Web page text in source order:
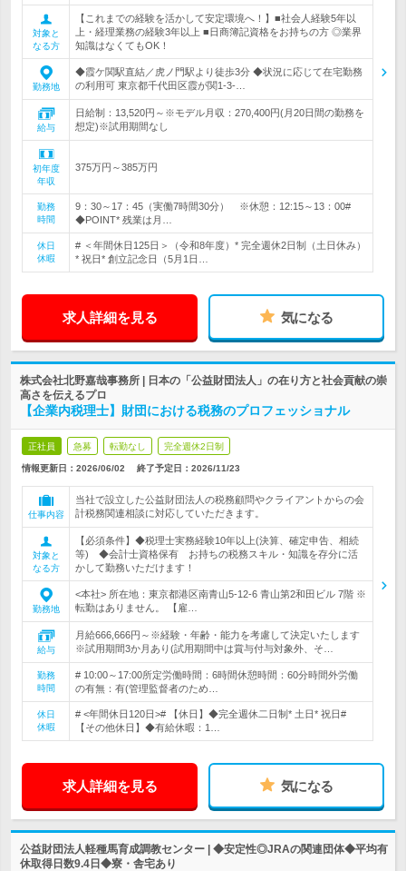
対象と
なる方
【これまでの経験を活かして安定環境へ！】■社会人経験5年以
上・経理業務の経験3年以上 ■日商簿記資格をお持ちの方 ◎業界
知識はなくてもOK！
勤務地
◆霞ケ関駅直結／虎ノ門駅より徒歩3分 ◆状況に応じて在宅勤務
の利用可 東京都千代田区霞が関1-3-…
給与
日給制：13,520円～※モデル月収：270,400円(月20日間の勤務を
想定)※試用期間なし
初年度
年収
375万円～385万円
勤務
時間
9：30～17：45（実働7時間30分） ※休憩：12:15～13：00#
◆POINT* 残業は月…
休日
休暇
# ＜年間休日125日＞（令和8年度）* 完全週休2日制（土日休み）
* 祝日* 創立記念日（5月1日…
求人詳細を見る 気になる
株式会社北野嘉哉事務所 | 日本の「公益財団法人」の在り方と社会貢献の崇
高さを伝えるプロ
【企業内税理士】財団における税務のプロフェッショナル
正社員 急募 転勤なし 完全週休2日制
情報更新日：2026/06/02 終了予定日： 2026/11/23
仕事内容
当社で設立した公益財団法人の税務顧問やクライアントからの会
計税務関連相談に対応していただきます。
対象と
なる方
【必須条件】◆税理士実務経験10年以上(決算、確定申告、相続
等) ◆会計士資格保有 お持ちの税務スキル・知識を存分に活
かして勤務いただけます！
勤務地
<本社> 所在地：東京都港区南青山5-12-6 青山第2和田ビル 7階 ※
転勤はありません。 【雇…
給与
月給666,666円～※経験・年齢・能力を考慮して決定いたします
※試用期間3か月あり(試用期間中は賞与付与対象外、そ…
勤務
時間
# 10:00～17:00所定労働時間：6時間休憩時間：60分時間外労働
の有無：有(管理監督者のため…
休日
休暇
# <年間休日120日># 【休日】◆完全週休二日制* 土日* 祝日#
【その他休日】◆有給休暇：1…
求人詳細を見る 気になる
公益財団法人軽種馬育成調教センター | ◆安定性◎JRAの関連団体◆平均有
休取得日数9.4日◆寮・舎宅あり